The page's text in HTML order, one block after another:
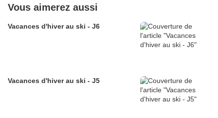
Vous aimerez aussi
Vacances d'hiver au ski - J6
Vacances d'hiver au ski - J5